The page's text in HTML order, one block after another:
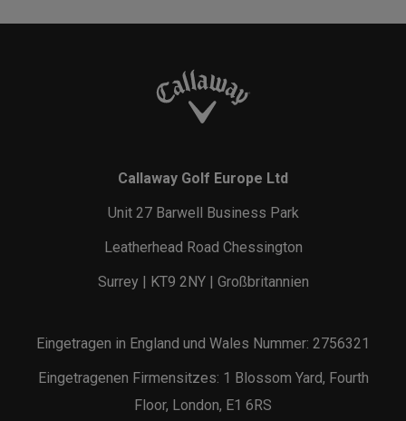
Callaway Golf Europe Ltd
Unit 27 Barwell Business Park
Leatherhead Road Chessington
Surrey | KT9 2NY | Großbritannien
Eingetragen in England und Wales Nummer: 2756321
Eingetragenen Firmensitzes: 1 Blossom Yard, Fourth
Floor, London, E1 6RS